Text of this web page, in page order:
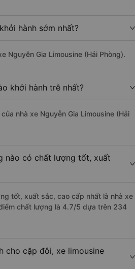
hành sớm nhất?
Nguyễn Gia Limousine (Hải Phòng).
khởi hành trễ nhất?
nhà xe Nguyễn Gia Limousine (Hải
nào có chất lượng tốt, xuất
tốt, xuất sắc, cao cấp nhất là nhà xe
chất lượng là 4.7/5 dựa trên 234
cho cặp đôi, xe limousine